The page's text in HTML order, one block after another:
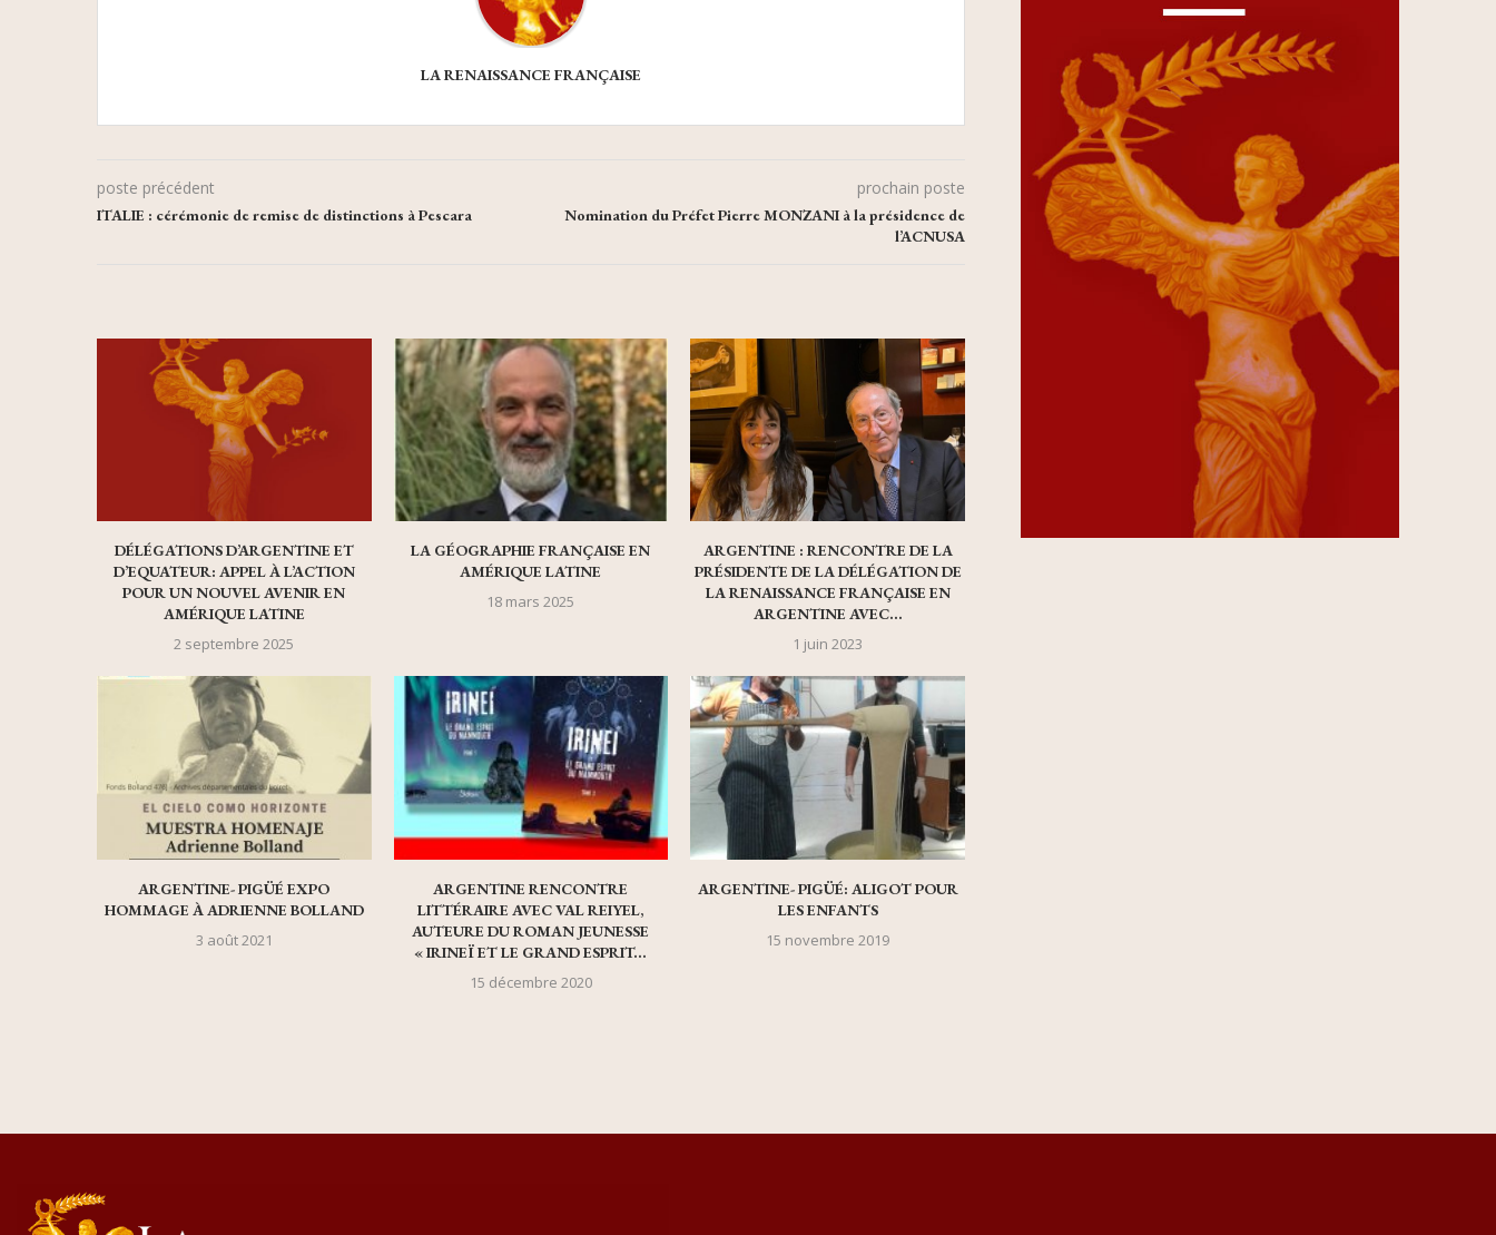
LA RENAISSANCE FRANÇAISE
poste précédent
ITALIE : cérémonie de remise de distinctions à Pescara
prochain poste
Nomination du Préfet Pierre MONZANI à la présidence de
l’ACNUSA
DÉLÉGATIONS D’ARGENTINE ET
D’EQUATEUR: APPEL À L’ACTION
POUR UN NOUVEL AVENIR EN
AMÉRIQUE LATINE
2 septembre 2025
LA GÉOGRAPHIE FRANÇAISE EN
AMÉRIQUE LATINE
18 mars 2025
ARGENTINE : RENCONTRE DE LA
PRÉSIDENTE DE LA DÉLÉGATION DE
LA RENAISSANCE FRANÇAISE EN
ARGENTINE AVEC...
1 juin 2023
ARGENTINE- PIGÜÉ EXPO
HOMMAGE À ADRIENNE BOLLAND
3 août 2021
ARGENTINE RENCONTRE
LITTÉRAIRE AVEC VAL REIYEL,
AUTEURE DU ROMAN JEUNESSE
« IRINEÏ ET LE GRAND ESPRIT...
15 décembre 2020
ARGENTINE- PIGÜÉ: ALIGOT POUR
LES ENFANTS
15 novembre 2019